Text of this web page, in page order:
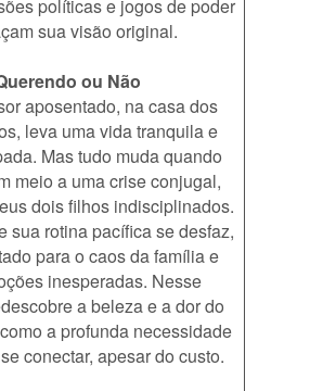
políticas e jogos de poder
sua visão original.
ou Não
aposentado, na casa dos
leva uma vida tranquila e
Mas tudo muda quando
meio a uma crise conjugal,
dois filhos indisciplinados.
sua rotina pacífica se desfaz,
para o caos da família e
inesperadas. Nesse
a beleza e a dor do
a profunda necessidade
conectar, apesar do custo.